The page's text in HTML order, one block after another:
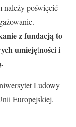
należy poświęcić
z fundacją to
umiejętności i
Ludowy
Europejskiej.